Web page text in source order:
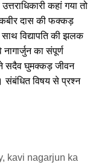
कहां गया तो
दास की फक्कड़
विद्यापति की झलक
का संपूर्ण
सदैव घुमक्कड़ जीवन
संबंधित विषय से प्रश्न
, kavi nagarjun ka